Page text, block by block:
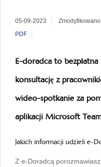
05-09-2023
PDF
E-doradca to
konsultację z
wideo-spotkanie za
aplikacji Microsoft
Jakich informacji udzieli e-
Z e-Doradcą